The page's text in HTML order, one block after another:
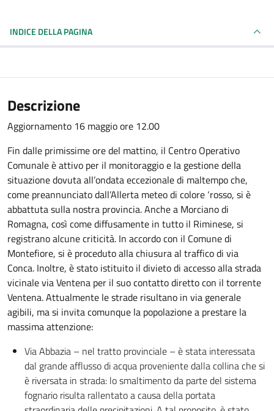
INDICE DELLA PAGINA
Descrizione
Aggiornamento 16 maggio ore 12.00
Fin dalle primissime ore del mattino, il Centro Operativo
Comunale è attivo per il monitoraggio e la gestione della
situazione dovuta all’ondata eccezionale di maltempo che,
come preannunciato dall’Allerta meteo di colore ‘rosso, si è
abbattuta sulla nostra provincia. Anche a Morciano di
Romagna, così come diffusamente in tutto il Riminese, si
registrano alcune criticità. In accordo con il Comune di
Montefiore, si è proceduto alla chiusura al traffico di via
Conca. Inoltre, è stato istituito il divieto di accesso alla strada
vicinale via Ventena per il suo contatto diretto con il torrente
Ventena. Attualmente le strade risultano in via generale
agibili, ma si invita comunque la popolazione a prestare la
massima attenzione:
Via Abbazia – nel tratto provinciale – è stata interessata
dal grande afflusso di acqua proveniente dalla collina che si
è riversata in strada: lo smaltimento da parte del sistema
fognario risulta rallentato a causa della portata